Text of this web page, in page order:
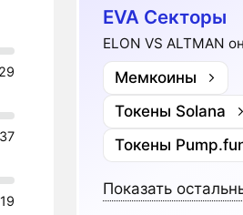
EVA Секторы
ELON VS ALTMAN
Мемкоины
Токены Solana
Токены
Показать